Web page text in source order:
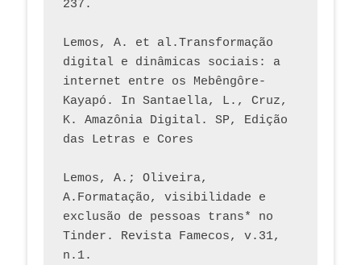
237.
Lemos, A. et al.Transformação
digital e dinâmicas sociais: a
internet entre os Mebêngôre-
Kayapó. In Santaella, L., Cruz,
K. Amazônia Digital. SP, Edição
das Letras e Cores
Lemos, A.; Oliveira,
A.Formatação, visibilidade e
exclusão de pessoas trans* no
Tinder. Revista Famecos, v.31,
n.1.